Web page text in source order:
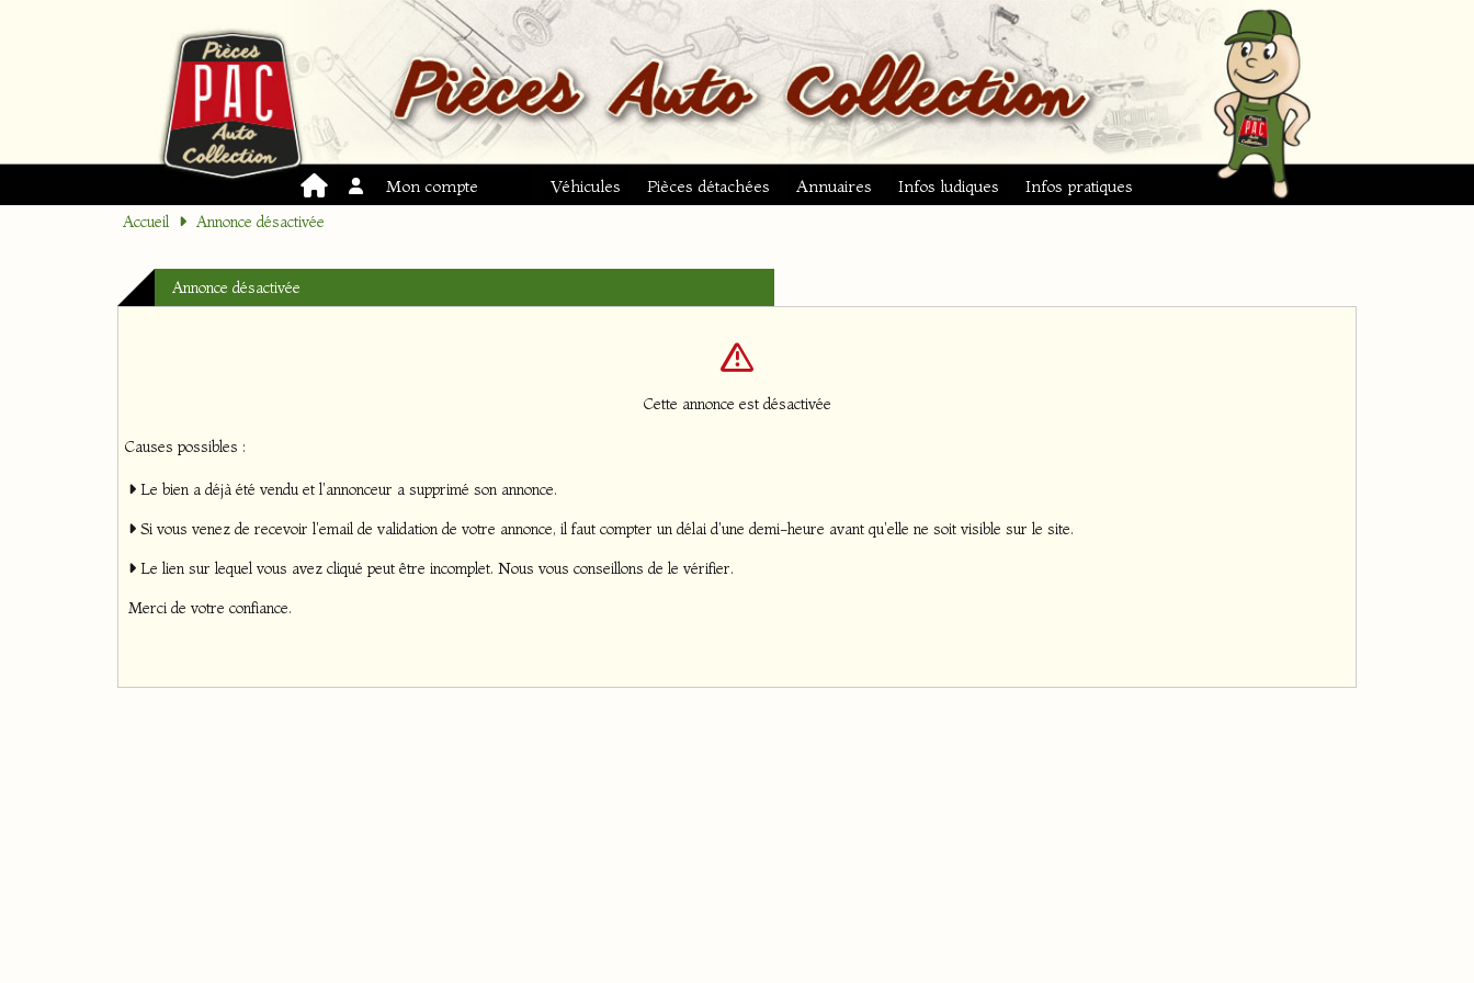
Mon compte Véhicules Pièces détachées Annuaires Infos ludiques Infos pratiques
Accueil Annonce désactivée
Annonce désactivée
Cette annonce est désactivée
Causes possibles :
Le bien a déjà été vendu et l'annonceur a supprimé son annonce.
Si vous venez de recevoir l'email de validation de votre annonce, il faut compter un délai d'une demi-heure avant qu'elle ne soit visible sur le site.
Le lien sur lequel vous avez cliqué peut être incomplet. Nous vous conseillons de le vérifier.
Merci de votre confiance.